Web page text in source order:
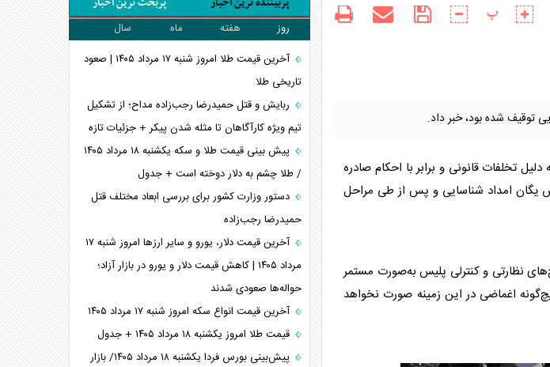
پ
توقیف شده بود، خبر داد.
مذکور که به دلیل تخلفات قانونی و برابر با احکام صادره
امداد شناسایی و پس از طی مراحل
نظارتی و کنترلی پلیس به‌صورت مستمر
اغماضی در این زمینه صورت نخواهد
روز هفته ماه
سال
آخرین قیمت طلا امروز شنبه ۱۷ مرداد ۱۴۰۵ | صعود
تاریخی طلا
ربایش و قتل حمیدرضا رجب‌زاده مداح؛ از تشکیل
تیم ویژه کارآگاهان تا مثله شدن پیکر + جزئیات تازه
پیش بینی قیمت طلا و سکه یکشنبه ۱۸ مرداد ۱۴۰۵
/ طلا چشم به دلار دوخته است + جدول
دستور وزارت کشور برای بررسی ابعاد مختلف قتل
حمیدرضا رجب‌زاده
آخرین قیمت دلار، یورو و سایر ارز‌ها امروز شنبه ۱۷
مرداد ۱۴۰۵ | کاهش قیمت دلار و یورو در بازار آزاد؛
حواله‌ها صعودی شدند
آخرین قیمت انواع سکه امروز شنبه ۱۷ مرداد ۱۴۰۵
قیمت طلا امروز یکشنبه ۱۸ مرداد ۱۴۰۵ + جدول
پیش‌بینی بورس فردا یکشنبه ۱۸ مرداد ۱۴۰۵/ بازار